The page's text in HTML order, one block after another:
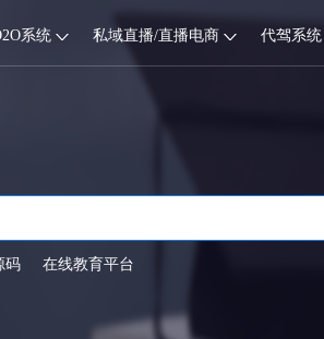
系统 私域直播/直播电商 代驾系统
码 在线教育平台